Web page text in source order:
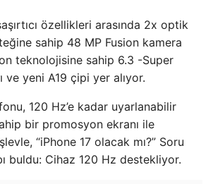
özellikleri arasında 2x optik
sahip 48 MP Fusion kamera
teknolojisine sahip 6.3 -Super
ve yeni A19 çipi yer alıyor.
120 Hz’e kadar uyarlanabilir
bir promosyon ekranı ile
“iPhone 17 olacak mı?” Soru
buldu: Cihaz 120 Hz destekliyor.